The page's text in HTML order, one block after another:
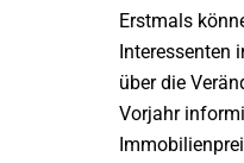
Erstmals
Interessenten
über die
Vorjahr